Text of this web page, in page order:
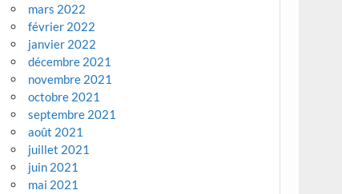
mars 2022
février 2022
janvier 2022
décembre 2021
novembre 2021
octobre 2021
septembre 2021
août 2021
juillet 2021
juin 2021
mai 2021